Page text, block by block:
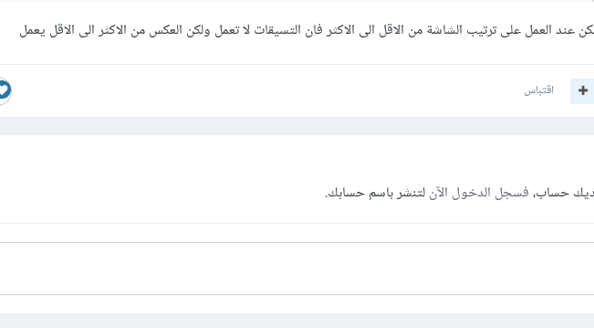
عند العمل على ترتيب الشاشة من الاقل الى الاكثر فان التسيقات لا تعمل ولكن العكس من الاكثر الى الاقل يعمل
اقتباس
حساب،فسجل الدخول الآنلتنشر باسم حسابك.